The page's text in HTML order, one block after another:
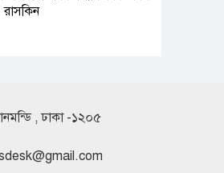
লম্বা ছুটির সুযোগ
, ঢাকা -১২০৫